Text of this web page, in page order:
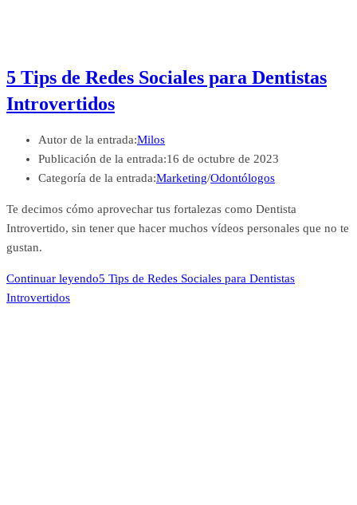
5 Tips de Redes Sociales para Dentistas
Introvertidos
Autor de la entrada:Milos
Publicación de la entrada:16 de octubre de 2023
Categoría de la entrada:Marketing/Odontólogos
Te decimos cómo aprovechar tus fortalezas como Dentista
Introvertido, sin tener que hacer muchos vídeos personales que no te
gustan.
Continuar leyendo5 Tips de Redes Sociales para Dentistas
Introvertidos